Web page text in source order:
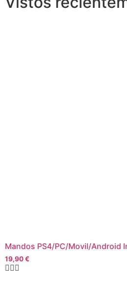
Mandos PS4/PC/Movil/Android
19,90€